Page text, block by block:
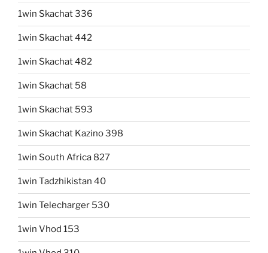
1win Skachat 336
1win Skachat 442
1win Skachat 482
1win Skachat 58
1win Skachat 593
1win Skachat Kazino 398
1win South Africa 827
1win Tadzhikistan 40
1win Telecharger 530
1win Vhod 153